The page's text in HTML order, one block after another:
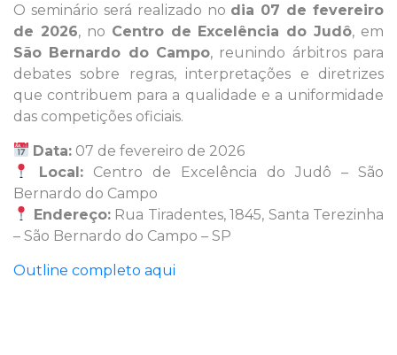
O seminário será realizado no dia 07 de fevereiro
de 2026, no Centro de Excelência do Judô, em
São Bernardo do Campo, reunindo árbitros para
debates sobre regras, interpretações e diretrizes
que contribuem para a qualidade e a uniformidade
das competições oficiais.
Data: 07 de fevereiro de 2026
Local: Centro de Excelência do Judô – São
Bernardo do Campo
Endereço:Rua Tiradentes, 1845, Santa Terezinha
– São Bernardo do Campo – SP
Outline completo aqui